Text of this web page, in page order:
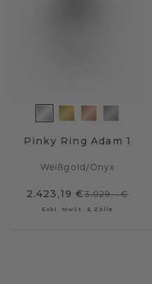
Pinky Ring Adam 1
Weißgold/Onyx
2.423,19 €3.029,- €
Exkl. MwSt. & Zölle